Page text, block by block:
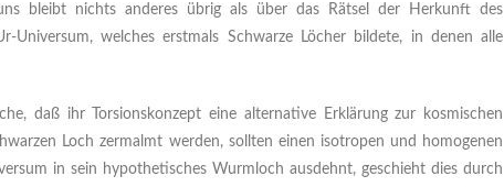
bleibt nichts anderes übrig als über das Rätsel der Herkunft des
Universum, welches erstmals Schwarze Löcher bildete, in denen alle
daß ihr Torsionskonzept eine alternative Erklärung zur kosmischen
Loch zermalmt werden, sollten einen isotropen und homogenen
in sein hypothetisches Wurmloch ausdehnt, geschieht dies durch